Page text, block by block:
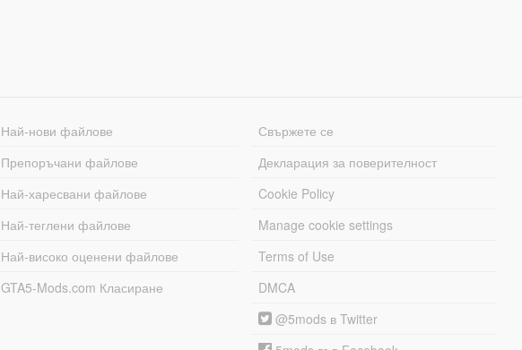
Най-нови файлове
Препоръчани файлове
Най-харесвани файлове
Най-теглени файлове
Най-високо оценени файлове
GTA5-Mods.com Класиране
Свържете се
Декларация за поверителност
Cookie Policy
Manage cookie settings
Terms of Use
DMCA
@5mods в Twitter